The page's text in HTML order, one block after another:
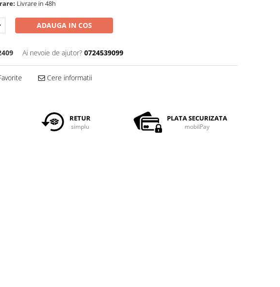
Livrare in 48h
ADAUGA IN COS
Ai nevoie de ajutor? 0724539099
Cere informatii
RETUR
simplu
PLATA SECURIZATA
mobilPay